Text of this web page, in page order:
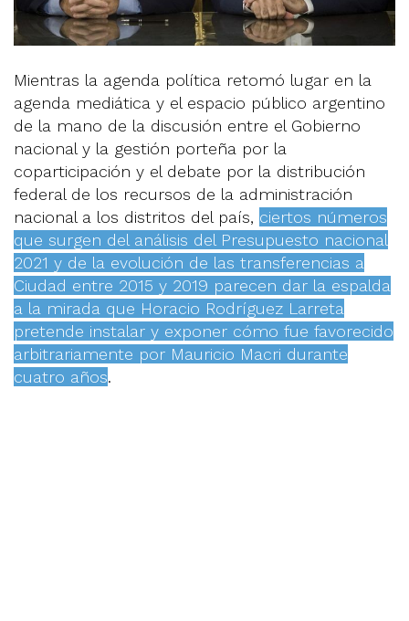
Mientras la agenda política retomó lugar en la
agenda mediática y el espacio público argentino
de la mano de la discusión entre el Gobierno
nacional y la gestión porteña por la
coparticipación y el debate por la distribución
federal de los recursos de la administración
nacional a los distritos del país, ciertos números
que surgen del análisis del Presupuesto nacional
2021 y de la evolución de las transferencias a
Ciudad entre 2015 y 2019 parecen dar la espalda
a la mirada que Horacio Rodríguez Larreta
pretende instalar y exponer cómo fue favorecido
arbitrariamente por Mauricio Macri durante
cuatro años.